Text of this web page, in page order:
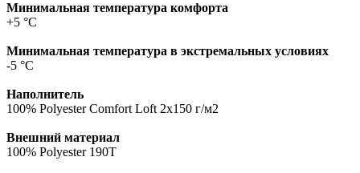
Минимальная температура комфорта
+5 °C
Минимальная температура в экстремальных условиях
-5 °C
Наполнитель
100% Polyester Comfort Loft 2x150 г/м2
Внешний материал
100% Polyester 190T